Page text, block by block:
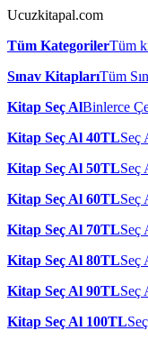
Ucuzkitapal.com
Tüm KategorilerTüm
Sınav KitaplarıTüm
Kitap Seç AlBinlerce
Kitap Seç Al 40TLSeç
Kitap Seç Al 50TLSeç
Kitap Seç Al 60TLSeç
Kitap Seç Al 70TLSeç
Kitap Seç Al 80TLSeç
Kitap Seç Al 90TLSeç
Kitap Seç Al 100TL